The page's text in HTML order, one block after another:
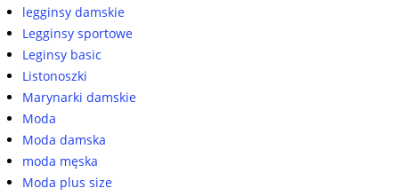
legginsy damskie
Legginsy sportowe
Leginsy basic
Listonoszki
Marynarki damskie
Moda
Moda damska
moda męska
Moda plus size